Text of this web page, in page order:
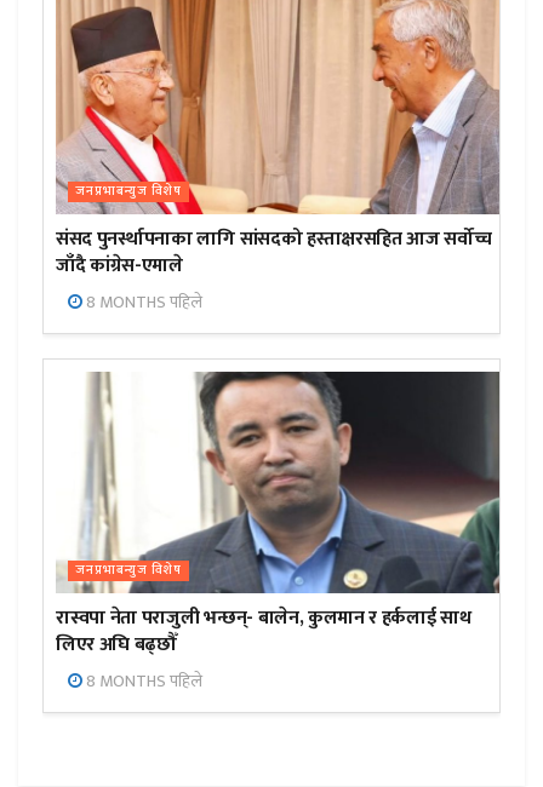
जनप्रभाबन्युज विशेष
संसद पुनर्स्थापनाका लागि सांसदको हस्ताक्षरसहित आज सर्वोच्च
जाँदै कांग्रेस-एमाले
8 MONTHS पहिले
जनप्रभाबन्युज विशेष
रास्वपा नेता पराजुली भन्छन्- बालेन, कुलमान र हर्कलाई साथ
लिएर अघि बढ्छौँ
8 MONTHS पहिले